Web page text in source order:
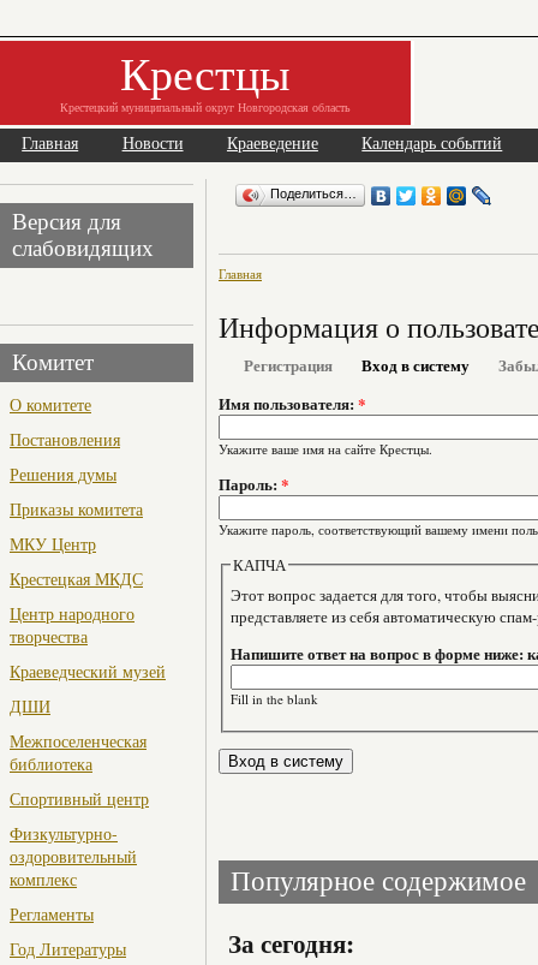
Крестцы
Крестецкий муниципальный округ Новгородская область
Главная Новости Краеведение Календарь событий
Версия для
слабовидящих
Комитет
О комитете
Постановления
Решения думы
Приказы комитета
МКУ Центр
Крестецкая МКДС
Центр народного
творчества
Краеведческий музей
ДШИ
Межпоселенческая
библиотека
Спортивный центр
Физкультурно-
оздоровительный
комплекс
Регламенты
Год Литературы
Поделиться…
Главная
Информация о
Регистрация Вход в систему
Имя пользователя: *
Укажите ваше имя на сайте Крестцы.
Пароль: *
Укажите пароль, соответствующий вашему имени
КАПЧА
Этот вопрос задается для того, чтобы выяснить,
представляете из себя автоматическую
Напишите ответ на вопрос в форме ниже:
Fill in the blank
Популярное содержимое
За сегодня: